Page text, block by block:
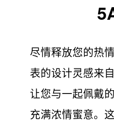
尽情释放您的热
表的设计灵感来
让您与一起佩戴
充满浓情蜜意。